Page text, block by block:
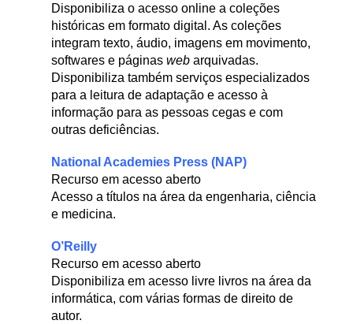
Disponibiliza o acesso online a coleções
históricas em formato digital. As coleções
integram texto, áudio, imagens em movimento,
softwares e páginas web arquivadas.
Disponibiliza também serviços especializados
para a leitura de adaptação e acesso à
informação para as pessoas cegas e com
outras deficiências.
National Academies Press (NAP)
Recurso em acesso aberto
Acesso a títulos na área da engenharia, ciência
e medicina.
O’Reilly
Recurso em acesso aberto
Disponibiliza em acesso livre livros na área da
informática, com várias formas de direito de
autor.